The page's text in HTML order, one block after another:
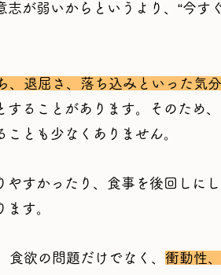
が弱いからというより、“今す
退屈さ、落ち込みといった気
ることがあります。
そのため
とも少なくありません。
やすかったり、食事を後回しに
す。
欲の問題だけでなく、 衝動性